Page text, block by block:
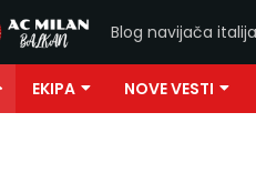
Blog navijača
EKIPA NOVE VESTI